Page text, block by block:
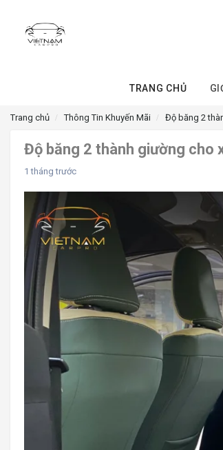
TRANG CHỦ
Trang chủ Thông Tin Khuyến Mãi Độ băng 2
Độ băng 2 thành giường cho
1 tháng trước